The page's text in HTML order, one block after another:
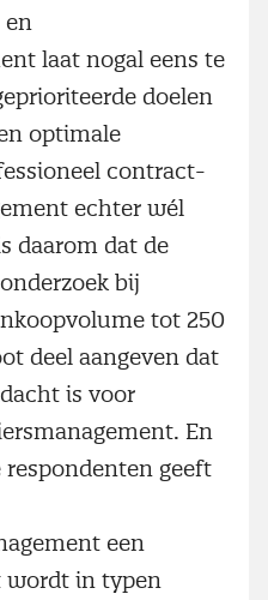
en
laat nogal eens te
doelen
optimale
contract-
echter wél
daarom dat de
bij
tot 250
deel aangeven dat
is voor
En
respondenten geeft
een
wordt in typen